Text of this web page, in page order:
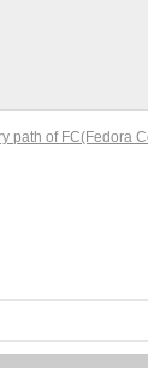
path of FC(Fedora